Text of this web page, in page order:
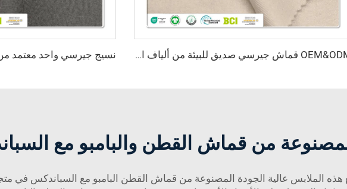
OEM&ODM قماش جيرسي صديق للبيئة من ألياف الخيزران 100٪، مقاوم للبكتيريا، ويمتص الرطوبة، وذو خصائص تنفس عالية مناسب للملابس والنسيج الجاهز
المصنوعة من قماش القطن والبامبو مع
الملابس عالية الجودة المصنوعة من قماش القطن البامبو مع السباندكس في